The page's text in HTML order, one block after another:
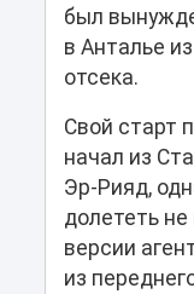
был
в Анталье
отсека.
Свой старт
начал из
Эр-Рияд,
долететь
версии
из